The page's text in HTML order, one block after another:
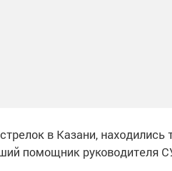
в Казани, находились
помощник руководителя